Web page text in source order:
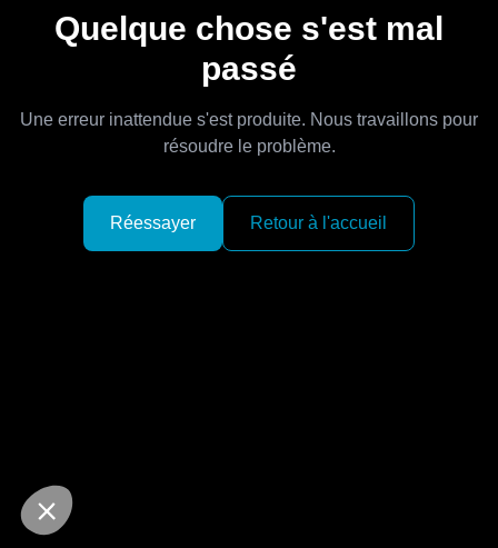
Quelque chose s'est mal
passé
Une erreur inattendue s'est produite. Nous travaillons pour
résoudre le problème.
Réessayer Retour à l'accueil